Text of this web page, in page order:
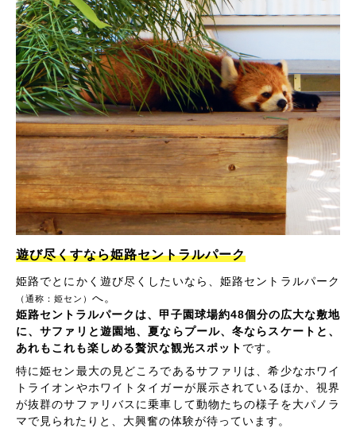
遊び尽くすなら姫路セントラルパーク
姫路でとにかく遊び尽くしたいなら、姫路セントラルパーク
（通称：姫セン） へ。
姫路セントラルパークは、甲子園球場約48個分の広大な敷地
に、サファリと遊園地、夏ならプール、冬ならスケートと、
あれもこれも楽しめる贅沢な観光スポット です。
特に姫セン最大の見どころであるサファリは、希少なホワイ
トライオンやホワイトタイガーが展示されているほか、視界
が抜群のサファリバスに乗車して動物たちの様子を大パノラ
マで見られたりと、大興奮の体験が待っています。